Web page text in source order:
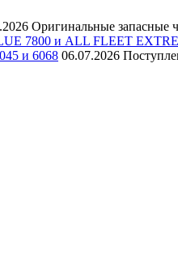
Оригинальные запасные
7800 и ALL FLEET
и 6068 06.07.2026